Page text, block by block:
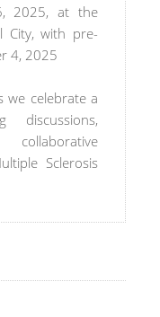
2025, at the
City, with pre-
4, 2025
we celebrate a
discussions,
Sclerosis